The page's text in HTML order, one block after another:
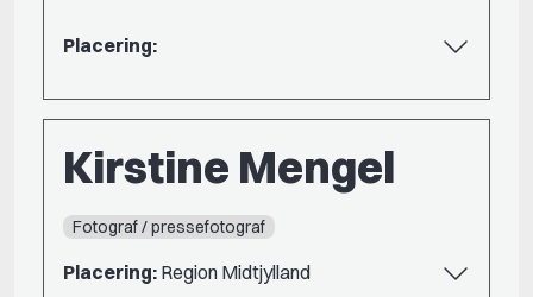
Placering:
Kirstine Mengel
Fotograf / pressefotograf
Placering: Region Midtjylland